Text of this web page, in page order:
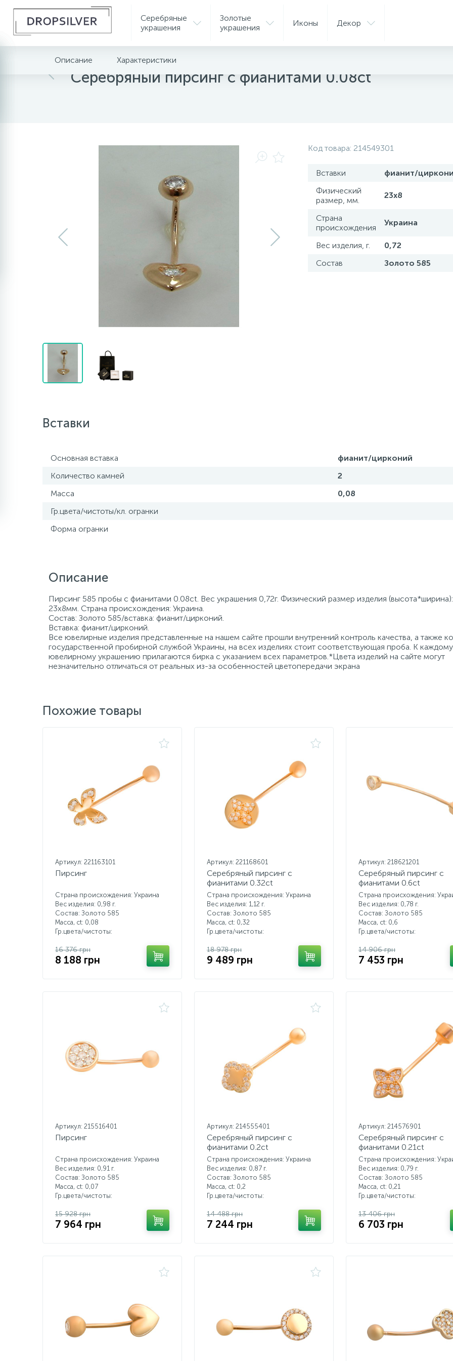
Серебряные
украшения
Золотые
украшения
Иконы Декор
Главная Золотые украшения
Серебряный пирсинг с фианитами 0.08ct
Описание Характеристики
Код товара: 214549301
Вставки
фианит/
Физический
размер, мм.
23х8
Страна
происхождения
Украина
Вес изделия, г.
0,72
Состав
Золото 585
Вставки
Основная вставка
фианит/цирконий
Количество камней
2
Масса
0,08
Гр.цвета/чистоты/кл. огранки
Форма огранки
Описание
Пирсинг 585 пробы с фианитами 0.08ct. Вес украшения 0,72г. Физический размер изделия (высота*ширина):
23х8мм. Страна происхождения: Украина.
Состав: Золото 585/вставка: фианит/цирконий.
Вставка: фианит/цирконий.
Все ювелирные изделия представленные на нашем сайте прошли внутренний контроль качества, а также
государственной пробирной службой Украины, на всех изделиях стоит соответствующая проба. К каждому
ювелирному украшению прилагаются бирка с указанием всех параметров.*Цвета изделий на сайте могут
незначительно отличаться от реальных из-за особенностей цветопередачи экрана
Похожие товары
Артикул: 221163101
Пирсинг
Страна происхождения: Украина
Вес изделия: 0,98 г.
Состав: Золото 585
Масса, ct: 0,08
Гр.цвета/чистоты:
16 376 грн
8 188 грн
Артикул: 221168601
Серебряный пирсинг с
фианитами 0.32ct
Страна происхождения: Украина
Вес изделия: 1,12 г.
Состав: Золото 585
Масса, ct: 0,32
Гр.цвета/чистоты:
18 978 грн
9 489 грн
Артикул: 218621201
Серебряный пирсинг с
фианитами 0.6ct
Страна происхождения:
Вес изделия: 0,78 г.
Состав: Золото 585
Масса, ct: 0,6
Гр.цвета/чистоты:
14 906 грн
7 453 грн
Артикул: 215516401
Пирсинг
Страна происхождения: Украина
Вес изделия: 0,91 г.
Состав: Золото 585
Масса, ct: 0,07
Гр.цвета/чистоты:
15 928 грн
7 964 грн
Артикул: 214555401
Серебряный пирсинг с
фианитами 0.2ct
Страна происхождения: Украина
Вес изделия: 0,87 г.
Состав: Золото 585
Масса, ct: 0,2
Гр.цвета/чистоты:
14 488 грн
7 244 грн
Артикул: 214576901
Серебряный пирсинг с
фианитами 0.21ct
Страна происхождения:
Вес изделия: 0,79 г.
Состав: Золото 585
Масса, ct: 0,21
Гр.цвета/чистоты:
13 406 грн
6 703 грн